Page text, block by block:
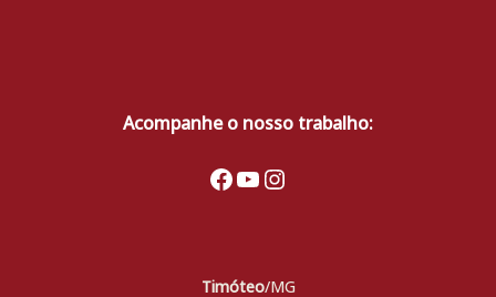
Acompanhe o nosso trabalho:
Facebook
Youtube
Instagram
Timóteo/MG